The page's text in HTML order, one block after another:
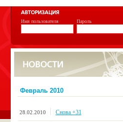
Имя пользователя Пароль
Февраль 2010
28.02.2010 Снова +31